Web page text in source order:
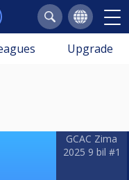
Upgrade
GCAC Zima
2025 9 bil #1